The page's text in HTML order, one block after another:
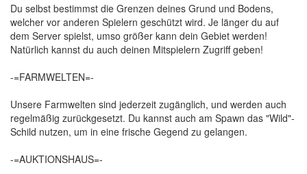
Du selbst bestimmst die Grenzen deines Grund und Bodens,
welcher vor anderen Spielern geschützt wird. Je länger du auf
dem Server spielst, umso größer kann dein Gebiet werden!
Natürlich kannst du auch deinen Mitspielern Zugriff geben!
-=FARMWELTEN=-
Unsere Farmwelten sind jederzeit zugänglich, und werden auch
regelmäßig zurückgesetzt. Du kannst auch am Spawn das "Wild"-
Schild nutzen, um in eine frische Gegend zu gelangen.
-=AUKTIONSHAUS=-